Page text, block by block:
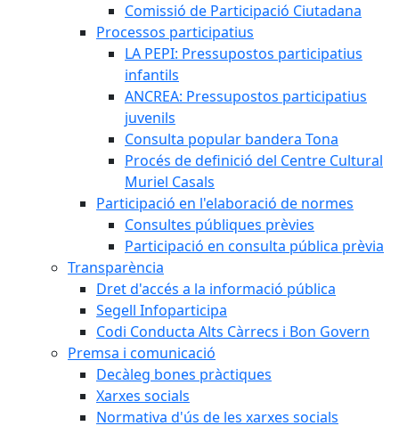
Comissió de Participació Ciutadana
Processos participatius
LA PEPI: Pressupostos participatius
infantils
ANCREA: Pressupostos participatius
juvenils
Consulta popular bandera Tona
Procés de definició del Centre Cultural
Muriel Casals
Participació en l'elaboració de normes
Consultes públiques prèvies
Participació en consulta pública prèvia
Transparència
Dret d'accés a la informació pública
Segell Infoparticipa
Codi Conducta Alts Càrrecs i Bon Govern
Premsa i comunicació
Decàleg bones pràctiques
Xarxes socials
Normativa d'ús de les xarxes socials